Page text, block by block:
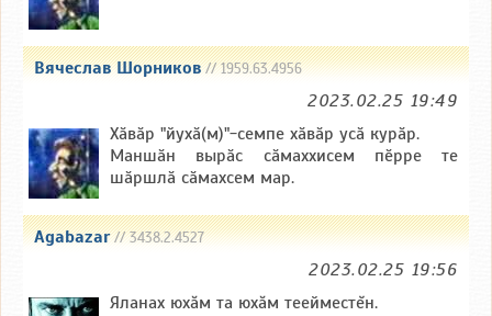
Вячеслав Шорников// 1959.63.4956
2023.02.25 19:49
Хӑвӑр "йухӑ(м)"-семпе хӑвӑр усӑ курӑр.
Маншӑн вырӑс сӑмаххисем пӗрре те
шӑршлӑ сӑмахсем мар.
Agabazar// 3438.2.4527
2023.02.25 19:56
Яланах юхăм та юхăм теейместĕн.